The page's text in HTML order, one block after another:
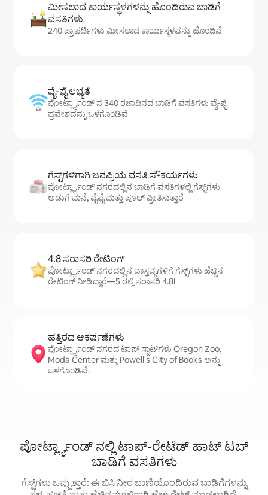
ಮೀಸಲಾದ ಕಾರ್ಯಸ್ಥಳಗಳನ್ನು ಹೊಂದಿರುವ ಬಾಡಿಗೆ
ವಸತಿಗಳು
240 ಪ್ರಾಪರ್ಟಿಗಳು ಮೀಸಲಾದ ಕಾರ್ಯಸ್ಥಳವನ್ನು ಹೊಂದಿವೆ
ವೈ-ಫೈ ಲಭ್ಯತೆ
ಪೋರ್ಟ್ಲ್ಯಾಂಡ್ ನ 340 ರಜಾದಿನದ ಬಾಡಿಗೆ ವಸತಿಗಳು ವೈ-ಫೈ
ಪ್ರವೇಶವನ್ನು ಒಳಗೊಂಡಿವೆ
ಗೆಸ್ಟ್‌ಗಳಿಗಾಗಿ ಜನಪ್ರಿಯ ವಸತಿ ಸೌಕರ್ಯಗಳು
ಪೋರ್ಟ್ಲ್ಯಾಂಡ್ ನಗರದಲ್ಲಿನ ಬಾಡಿಗೆ ವಸತಿಗಳಲ್ಲಿ ಗೆಸ್ಟ್‌ಗಳು
ಅಡುಗೆ ಮನೆ, ವೈಫೈ ಮತ್ತು ಪೂಲ್ ಪ್ರೀತಿಸುತ್ತಾರೆ
4.8 ಸರಾಸರಿ ರೇಟಿಂಗ್
ಪೋರ್ಟ್ಲ್ಯಾಂಡ್ ನಗರದಲ್ಲಿನ ವಾಸ್ತವ್ಯಗಳಿಗೆ ಗೆಸ್ಟ್‌ಗಳು ಹೆಚ್ಚಿನ
ರೇಟಿಂಗ್ ನೀಡಿದ್ದಾರೆ—5 ರಲ್ಲಿ ಸರಾಸರಿ 4.8!
ಹತ್ತಿರದ ಆಕರ್ಷಣೆಗಳು
ಪೋರ್ಟ್ಲ್ಯಾಂಡ್ ನಗರದ ಟಾಪ್ ಸ್ಪಾಟ್‌ಗಳು Oregon Zoo,
Moda Center ಮತ್ತು Powell's City of Books ಅನ್ನು
ಒಳಗೊಂಡಿವೆ.
ಪೋರ್ಟ್ಲ್ಯಾಂಡ್ ನಲ್ಲಿ ಟಾಪ್-ರೇಟೆಡ್ ಹಾಟ್ ಟಬ್
ಬಾಡಿಗೆ ವಸತಿಗಳು
ಗೆಸ್ಟ್‌ಗಳು ಒಪ್ಪುತ್ತಾರೆ: ಈ ಬಿಸಿ ನೀರ ಬಾಣಿಯೊಂದಿರುವ ಬಾಡಿಗೆಗಳನ್ನು